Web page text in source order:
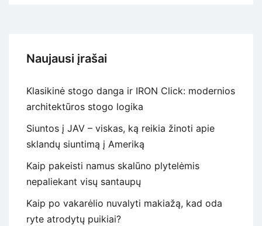
Naujausi įrašai
Klasikinė stogo danga ir IRON Click: modernios
architektūros stogo logika
Siuntos į JAV – viskas, ką reikia žinoti apie
sklandų siuntimą į Ameriką
Kaip pakeisti namus skalūno plytelėmis
nepaliekant visų santaupų
Kaip po vakarėlio nuvalyti makiažą, kad oda
ryte atrodytų puikiai?